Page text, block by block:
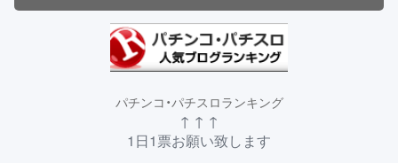
パチンコ・パチスロランキング
↑ ↑ ↑
1日1票お願い致します